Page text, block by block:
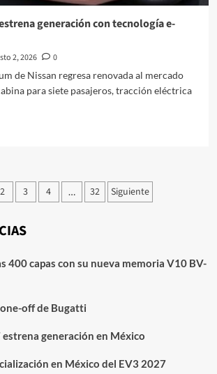
generación con tecnología e-
2, 2026
0
de Nissan regresa renovada al mercado
para siete pasajeros, tracción eléctrica
2 3 4 … 32 Siguiente
400 capas con su nueva memoria V10 BV-
off de Bugatti
generación en México
en México del EV3 2027